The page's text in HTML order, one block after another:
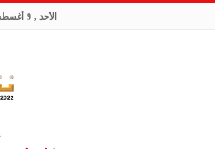
الأحد , 9 أغسطس 2026